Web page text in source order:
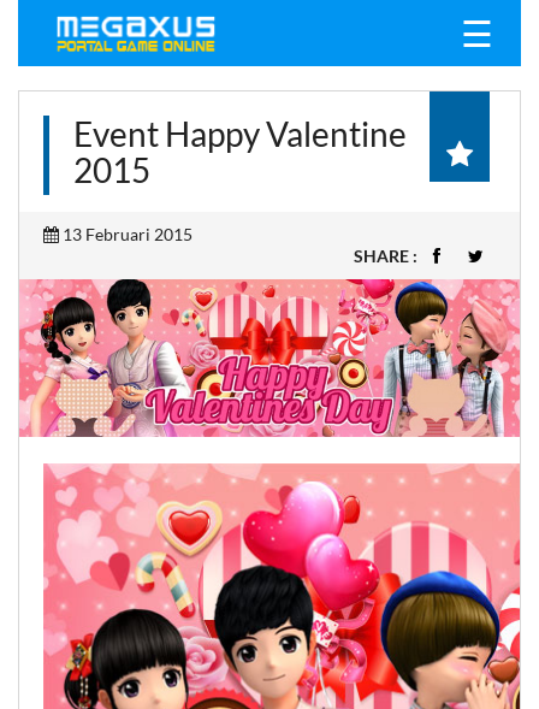
☰
Event Happy Valentine
2015
13 Februari 2015
SHARE :